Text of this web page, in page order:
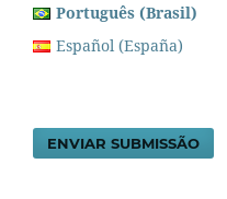
Português (Brasil)
Español (España)
ENVIAR SUBMISSÃO